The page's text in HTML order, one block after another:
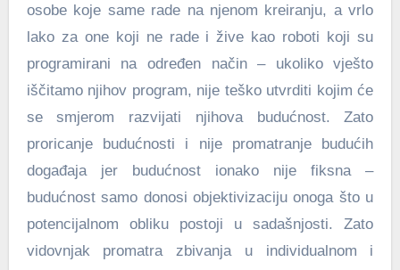
osobe koje same rade na njenom kreiranju, a vrlo
lako za one koji ne rade i žive kao roboti koji su
programirani na određen način – ukoliko vješto
iščitamo njihov program, nije teško utvrditi kojim će
se smjerom razvijati njihova budućnost. Zato
proricanje budućnosti i nije promatranje budućih
događaja jer budućnost ionako nije fiksna –
budućnost samo donosi objektivizaciju onoga što u
potencijalnom obliku postoji u sadašnjosti. Zato
vidovnjak promatra zbivanja u individualnom i